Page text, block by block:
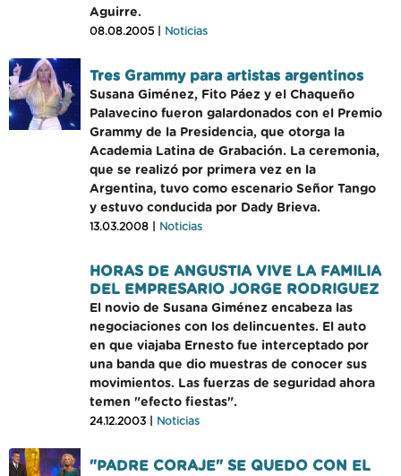
Aguirre.
08.08.2005 | Noticias
Tres Grammy para artistas argentinos
Susana Giménez, Fito Páez y el Chaqueño
Palavecino fueron galardonados con el Premio
Grammy de la Presidencia, que otorga la
Academia Latina de Grabación. La ceremonia,
que se realizó por primera vez en la
Argentina, tuvo como escenario Señor Tango
y estuvo conducida por Dady Brieva.
13.03.2008 | Noticias
HORAS DE ANGUSTIA VIVE LA FAMILIA
DEL EMPRESARIO JORGE RODRIGUEZ
El novio de Susana Giménez encabeza las
negociaciones con los delincuentes. El auto
en que viajaba Ernesto fue interceptado por
una banda que dio muestras de conocer sus
movimientos. Las fuerzas de seguridad ahora
temen "efecto fiestas".
24.12.2003 | Noticias
"PADRE CORAJE" SE QUEDO CON EL